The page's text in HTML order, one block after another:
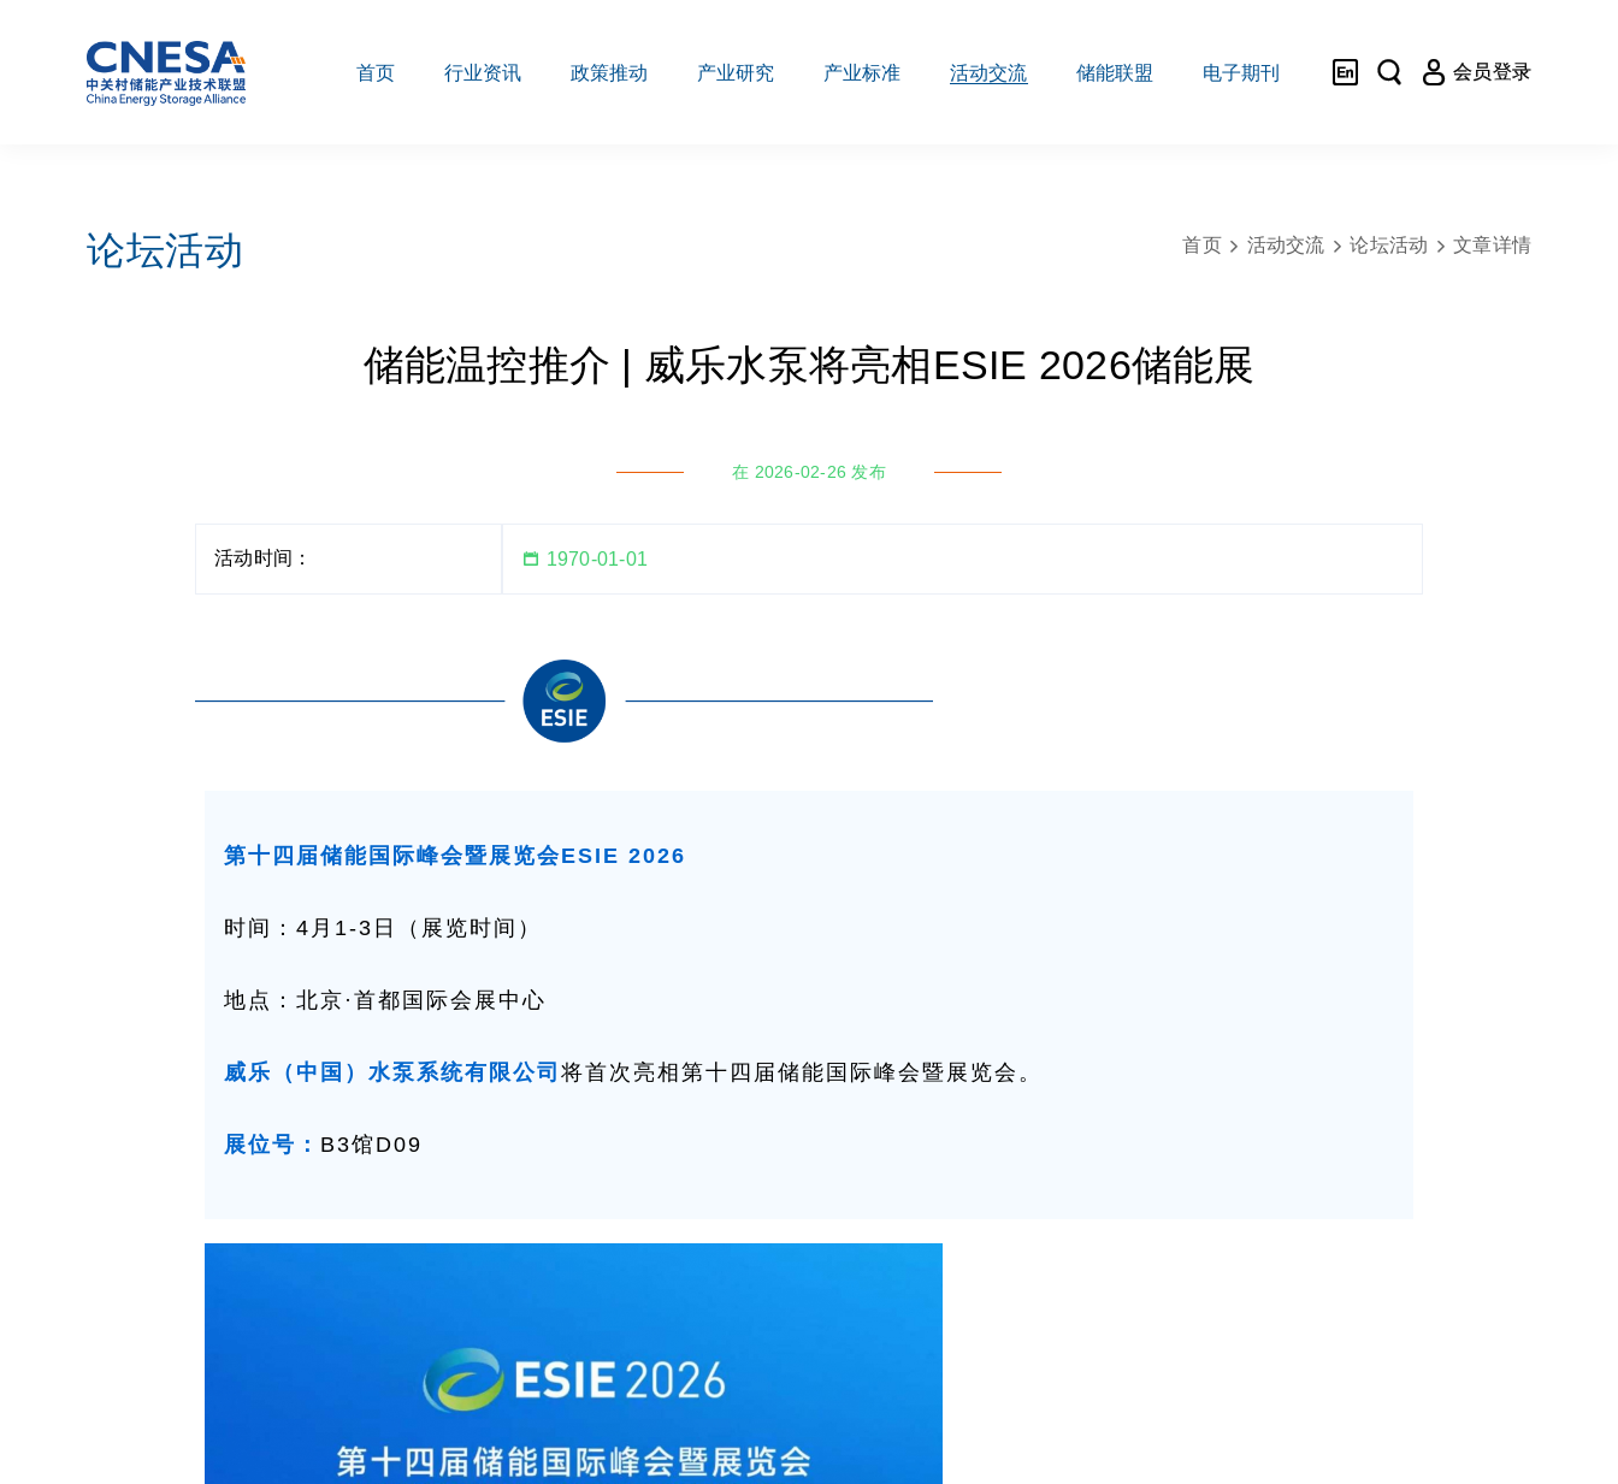
首页 行业资讯 政策推动 产业研究 产业标准 活动交流 储能联盟 电子期刊  会员登录


论坛活动 首页  活动交流  论坛活动  文章详情
储能温控推介 | 威乐水泵将亮相ESIE 2026储能展
在 2026-02-26 发布
活动时间：  1970-01-01
第十四届储能国际峰会暨展览会ESIE 2026
时间：4月1-3日（展览时间）
地点：北京·首都国际会展中心
威乐（中国）水泵系统有限公司 将首次亮相第十四届储能国际峰会暨展览会。
展位号： B3馆D09